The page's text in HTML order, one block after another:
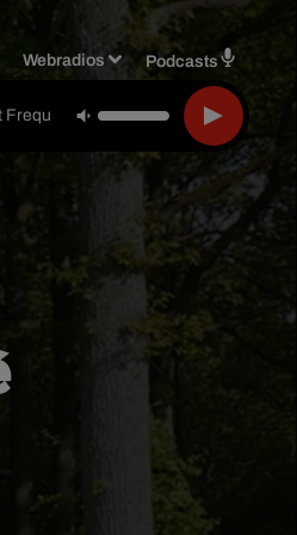
Webradios Podcasts
Frequencies